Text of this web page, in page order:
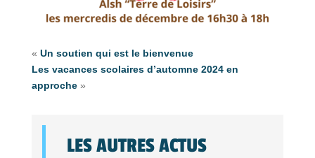
« Un soutien qui est le bienvenue
Les vacances scolaires d’automne 2024 en
approche»
LES AUTRES ACTUS